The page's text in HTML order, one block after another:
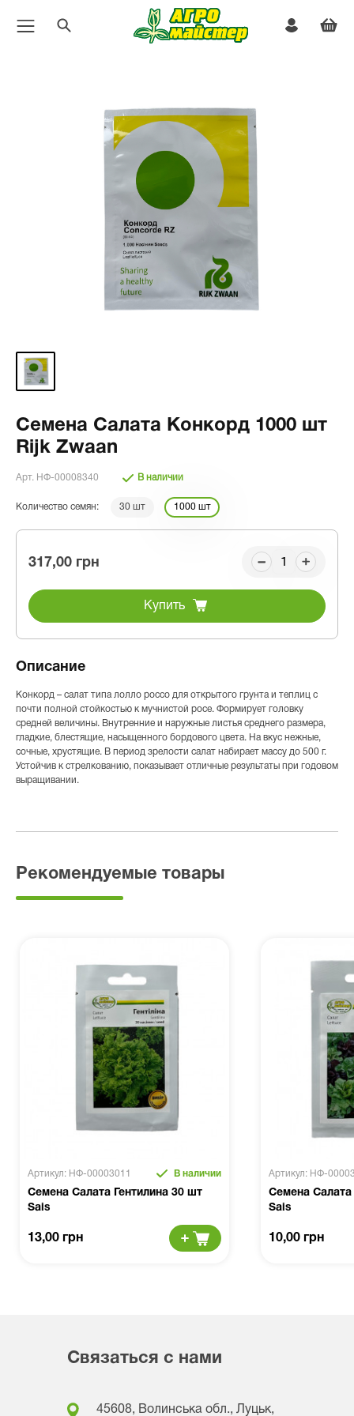
Семена Салата Конкорд 1000 шт
Rijk Zwaan
Арт. НФ-00008340 В наличии
Количество семян: 30 шт 1000 шт
317,00 грн
Купить
Описание
Конкорд – салат типа лолло россо для открытого грунта и теплиц с
почти полной стойкостью к мучнистой росе. Формирует головку
средней величины. Внутренние и наружные листья среднего размера,
гладкие, блестящие, насыщенного бордового цвета. На вкус нежные,
сочные, хрустящие. В период зрелости салат набирает массу до 500 г.
Устойчив к стрелкованию, показывает отличные результаты при годовом
выращивании.
Рекомендуемые товары
Артикул: НФ-00003011 В наличии
Семена Салата Гентилина 30 шт
Sais
13,00 грн
Артикул: НФ-
Семена
Sais
10,00 грн
Связаться с нами
45608, Волинська обл., Луцьк,